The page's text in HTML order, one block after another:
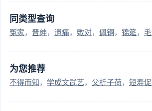
同类型查询
冤家 晋绅 遗痛 敷对 佩铜 锦筵
为您推荐
不得而知 学成文武艺 父析子荷 短寿